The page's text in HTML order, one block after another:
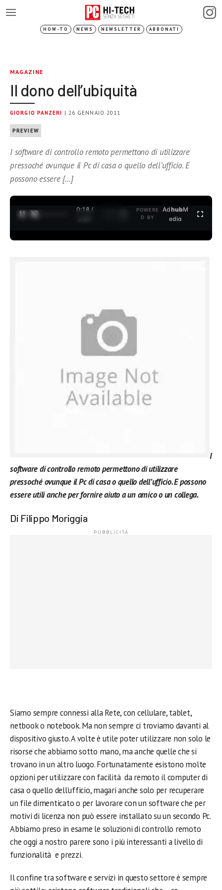
HOW-TO NEWS NEWSLETTER ABBONATI
MAGAZINE
Il dono dell’ubiquità
GIORGIO PANZERI | 26 GENNAIO 2011
PREVIEW
I software di controllo remoto permettono di utilizzare
pressoché ovunque il Pc di casa o quello dell’ufficio. E
possono essere […]
0:19 /
3:37
POWERE
D BY
AdhubM
edia
I
software di controllo remoto permettono di utilizzare
pressoché ovunque il Pc di casa o quello dell’ufficio. E possono
essere utili anche per fornire aiuto a un amico o un collega.
Di Filippo Moriggia
Siamo sempre connessi alla Rete, con cellulare, tablet,
netbook o notebook. Ma non sempre ci troviamo davanti al
dispositivo giusto. A volte è utile poter utilizzare non solo le
risorse che abbiamo sotto mano, ma anche quelle che si
trovano in un altro luogo. Fortunatamente esistono molte
opzioni per utilizzare con facilità da remoto il computer di
casa o quello dell’ufficio, magari anche solo per recuperare
un file dimenticato o per lavorare con un software che per
motivi di licenza non può essere installato su un secondo Pc.
Abbiamo preso in esame le soluzioni di controllo remoto
che oggi a nostro parere sono i più interessanti a livello di
funzionalità e prezzi.
Il confine tra software e servizi in questo settore è sempre